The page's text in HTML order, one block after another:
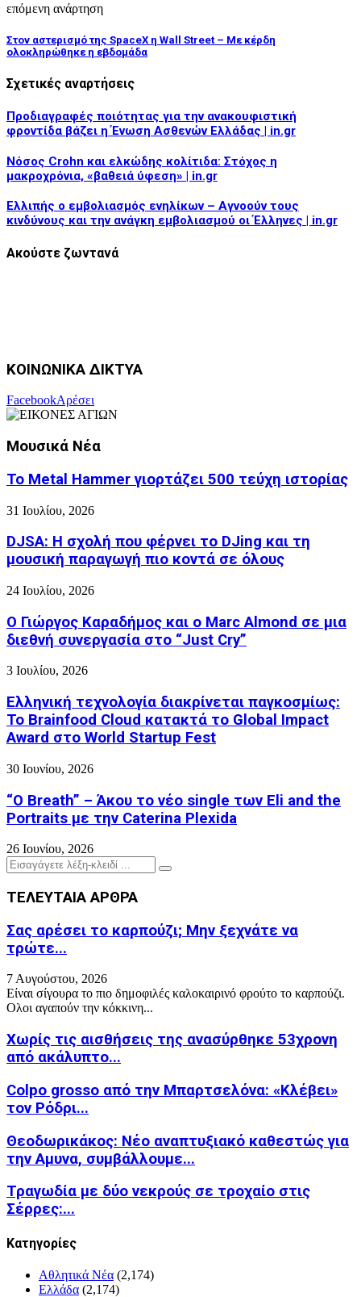
επόμενη ανάρτηση
Στον αστερισμό της SpaceX η Wall Street – Με κέρδη
ολοκληρώθηκε η εβδομάδα
Σχετικές αναρτήσεις
Προδιαγραφές ποιότητας για την ανακουφιστική
φροντίδα βάζει η Ένωση Ασθενών Ελλάδας | in.gr
Νόσος Crohn και ελκώδης κολίτιδα: Στόχος η
μακροχρόνια, «βαθειά ύφεση» | in.gr
Ελλιπής ο εμβολιασμός ενηλίκων – Αγνοούν τους
κινδύνους και την ανάγκη εμβολιασμού οι Έλληνες | in.gr
Ακούστε ζωντανά
ΚΟΙΝΩΝΙΚΑ ΔΙΚΤΥΑ
FacebookΑρέσει
Μουσικά Νέα
Το Metal Hammer γιορτάζει 500 τεύχη ιστορίας
31 Ιουλίου, 2026
DJSA: Η σχολή που φέρνει το DJing και τη
μουσική παραγωγή πιο κοντά σε όλους
24 Ιουλίου, 2026
Ο Γιώργος Καραδήμος και ο Marc Almond σε μια
διεθνή συνεργασία στο “Just Cry”
3 Ιουλίου, 2026
Ελληνική τεχνολογία διακρίνεται παγκοσμίως:
Το Brainfood Cloud κατακτά το Global Impact
Award στο World Startup Fest
30 Ιουνίου, 2026
“O Breath” – Άκου το νέο single των Eli and the
Portraits με την Caterina Plexida
26 Ιουνίου, 2026
Search
for:
Search
ΤΕΛΕΥΤΑΙΑ ΑΡΘΡΑ
Σας αρέσει το καρπούζι; Μην ξεχνάτε να
τρώτε...
7 Αυγούστου, 2026
Eίναι σίγουρα το πιο δημοφιλές καλοκαιρινό φρούτο το καρπούζι.
Ολοι αγαπούν την κόκκινη...
Χωρίς τις αισθήσεις της ανασύρθηκε 53χρονη
από ακάλυπτο...
Colpo grosso από την Μπαρτσελόνα: «Κλέβει»
τον Ρόδρι...
Θεοδωρικάκος: Νέο αναπτυξιακό καθεστώς για
την Αμυνα, συμβάλλουμε...
Τραγωδία με δύο νεκρούς σε τροχαίο στις
Σέρρες:...
Kατηγορίες
Αθλητικά Νέα (2,174)
Ελλάδα (2,174)